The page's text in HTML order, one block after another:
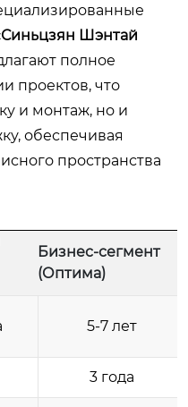
Шэнтай
полное
проектов, что
и монтаж, но и
обеспечивая
пространства
Бизнес-сегмент
(Оптима)
5-7 лет
3 года